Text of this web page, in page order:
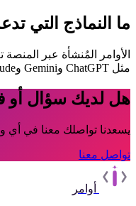
ما النماذج التي
الأوامر المُنشأة عبر
مثل ChatGPT وGemini وClaude وMidjourney وDALL·E وGrok.
هل لديك سؤال أو
يسعدنا تواصلك معنا في أي
تواصل معنا
أوامر